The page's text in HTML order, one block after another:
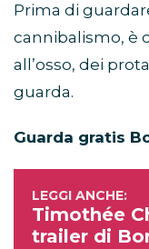
Prima di
cannibalismo, è
all’osso, dei
guarda.
Guarda gratis
Timothée
trailer di